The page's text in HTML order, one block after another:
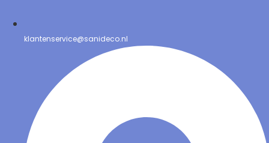
klantenservice@sanideco.nl